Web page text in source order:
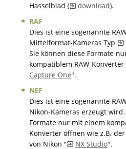
Hasselblad (
download).
RAF
Dies ist eine sogenannte
Mittelformat-Kameras Typ
Sie können diese Formate
kompatiblem RAW-
Capture One".
NEF
Dies ist eine sogenannte
Nikon-Kameras erzeugt
Formate nur mit einem
Konverter öffnen wie z.B.
von Nikon "
NX Studio".